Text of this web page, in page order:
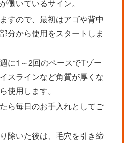
働いているサイン。
すので、最初はアゴや背中
分から使用をスタートしま
に1～2回のペースでTゾー
スラインなど角質が厚くな
使用します。
ら毎日のお手入れとしてご
除いた後は、毛穴を引き締